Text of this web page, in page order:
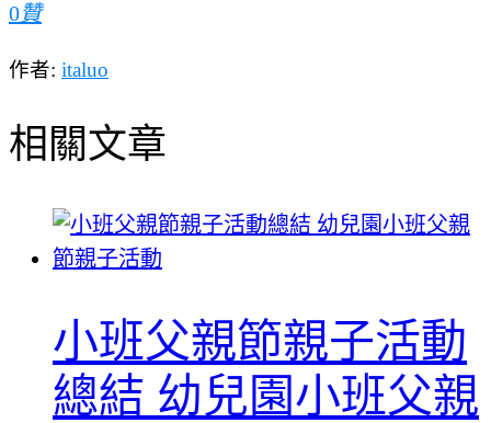
0贊
作者: italuo
相關文章
小班父親節親子活動
總結 幼兒園小班父親